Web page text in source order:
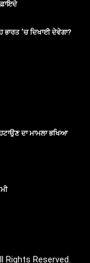
‘ਚ ਦਿਖਾਈ ਦੇਵੇਗਾ?
ਦਾ ਮਾਮਲਾ ਭਖਿਆ
Rights Reserved.